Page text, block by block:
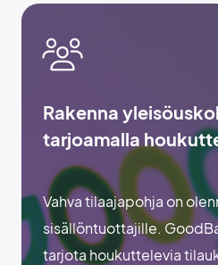
Rakenna
tarjoamalla
Vahva tilaajapohja on
sisällöntuottajille.
tarjota houkuttelevia